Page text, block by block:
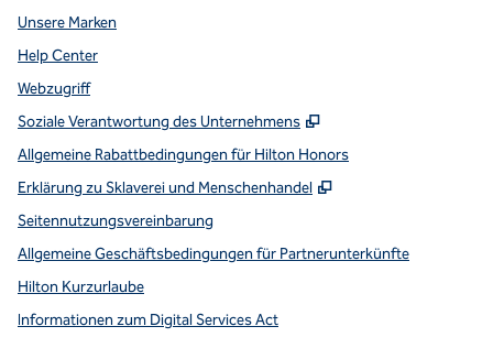
Unsere Marken
Help Center
Webzugriff
Soziale Verantwortung des Unternehmens
,
Allgemeine Rabattbedingungen für Hilton Honors
Erklärung zu Sklaverei und Menschenhandel
,
Seitennutzungsvereinbarung
Allgemeine Geschäftsbedingungen für Partnerunterkünfte
Hilton Kurzurlaube
Informationen zum Digital Services Act